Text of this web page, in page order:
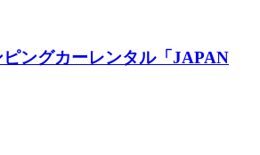
ピングカーレンタル「JAPAN